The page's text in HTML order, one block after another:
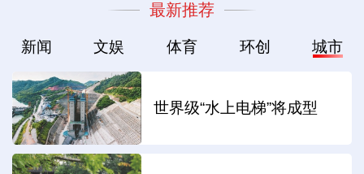
最新推荐
新闻 文娱 体育 环创 城市
世界级“水上电梯”将成型